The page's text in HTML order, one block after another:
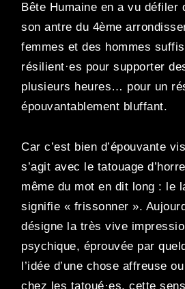
Bête Humaine en a vu défiler
son antre du 4ème
femmes et des hommes
résilient·es pour supporter
plusieurs heures… pour un
épouvantablement bluffant.
Car c’est bien d’épouvante
s’agit avec le tatouage
même du mot en dit long : le
signifie « frissonner ».
désigne la très vive
psychique, éprouvée par
l’idée d’une chose affreuse
chez les tatoué·es, cette